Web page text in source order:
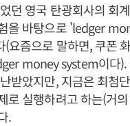
던 영국 탄광회사의 회
을 바탕으로 'ledger
(요즘으로 말하면, 쿠폰
money system이다).
받았지만, 지금은 최첨
로 실행하려고 하는(거
.